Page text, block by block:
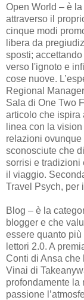
Open World – è
attraverso il
cinque modi
libera da
sposti;
verso l'ignoto e
cose nuove.
Regional
Sala di One Two
articolo che ispira
linea con la
relazioni
sconosciute che
sorrisi e tradizioni
il viaggio.
Travel Psych, per
Blog – è la
blogger e che
essere quanto
lettori 2.0. A
Conti di Ansa che
Vinai di
profondamente la
passione